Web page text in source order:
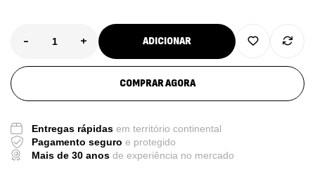
- + ADICIONAR
COMPRAR AGORA
Entregas rápidas em território continental
Pagamento seguro e protegido
Mais de 30 anos de experiência no mercado